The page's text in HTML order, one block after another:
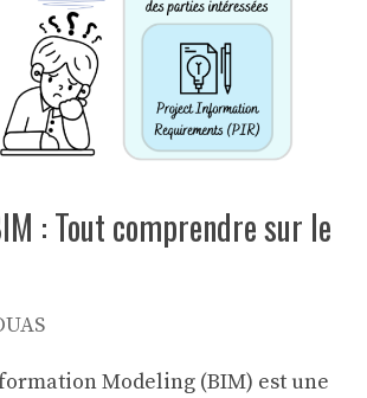
: Tout comprendre sur le
Modeling (BIM) est une